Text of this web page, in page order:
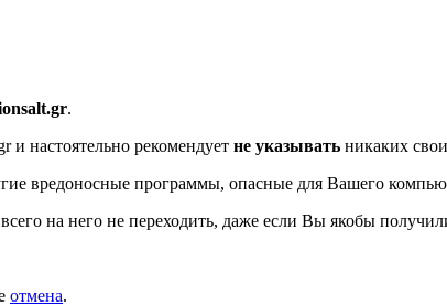
.
и настоятельно рекомендует не указывать никаких
вредоносные программы, опасные для Вашего
на него не переходить, даже если Вы якобы
отмена.